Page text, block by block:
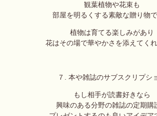
観葉植物や花束も
部屋を明るくする素敵な贈り物で
植物は育てる楽しみがあり
花はその場で華やかさを添えてくれ
７. 本や雑誌のサブスクリプシ
もし相手が読書好きなら
興味のある分野の雑誌の定期購